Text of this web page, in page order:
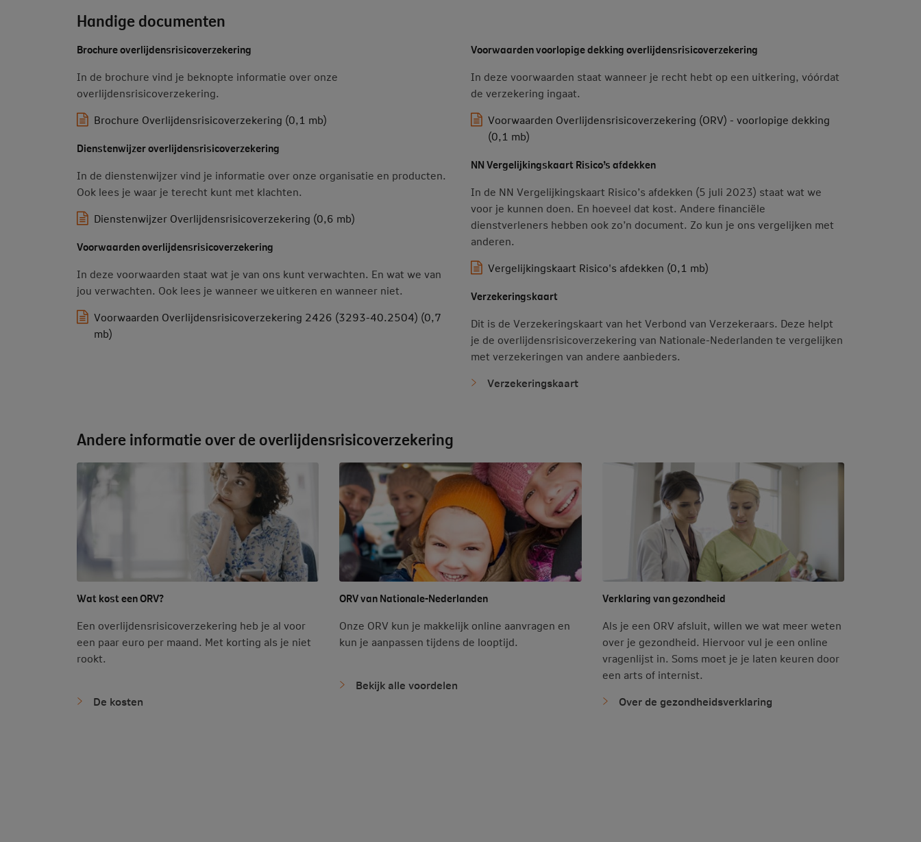
Handige documenten
Brochure overlijdensrisicoverzekering
In de brochure vind je beknopte informatie over onze
overlijdensrisicoverzekering.
Brochure Overlijdensrisicoverzekering (0,1 mb)
Dienstenwijzer overlijdensrisicoverzekering
In de dienstenwijzer vind je informatie over onze organisatie en producten.
Ook lees je waar je terecht kunt met klachten.
Dienstenwijzer Overlijdensrisicoverzekering (0,6 mb)
Voorwaarden overlijdensrisicoverzekering
In deze voorwaarden staat wat je van ons kunt verwachten. En wat we van
jou verwachten. Ook lees je wanneer we uitkeren en wanneer niet.
Voorwaarden Overlijdensrisicoverzekering 2426 (3293-40.2504) (0,7
mb)
Voorwaarden voorlopige dekking overlijdensrisicoverzekering
In deze voorwaarden staat wanneer je recht hebt op een uitkering, vóórdat
de verzekering ingaat.
Voorwaarden Overlijdensrisicoverzekering (ORV) - voorlopige dekking
(0,1 mb)
NN Vergelijkingskaart Risico’s afdekken
In de NN Vergelijkingskaart Risico’s afdekken (5 juli 2023) staat wat we
voor je kunnen doen. En hoeveel dat kost. Andere financiële
dienstverleners hebben ook zo’n document. Zo kun je ons vergelijken met
anderen.
Vergelijkingskaart Risico's afdekken (0,1 mb)
Verzekeringskaart
Dit is de Verzekeringskaart van het Verbond van Verzekeraars. Deze helpt
je de overlijdensrisicoverzekering van Nationale-Nederlanden te vergelijken
met verzekeringen van andere aanbieders.
Verzekeringskaart
Andere informatie over de overlijdensrisicoverzekering
Wat kost een ORV?
Een overlijdensrisicoverzekering heb je al voor
een paar euro per maand. Met korting als je niet
rookt.
De kosten
ORV van Nationale-Nederlanden
Onze ORV kun je makkelijk online aanvragen en
kun je aanpassen tijdens de looptijd.
Bekijk alle voordelen
Verklaring van gezondheid
Als je een ORV afsluit, willen we wat meer weten
over je gezondheid. Hiervoor vul je een online
vragenlijst in. Soms moet je je laten keuren door
een arts of internist.
Over de gezondheidsverklaring